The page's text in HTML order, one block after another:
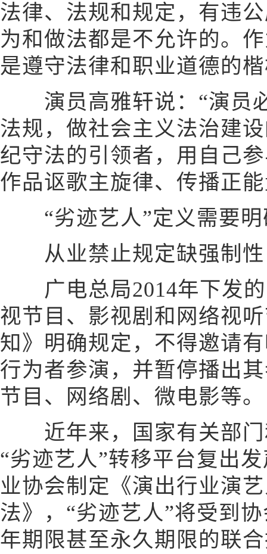
法律、法规和规定，有违
为和做法都是不允许的。
是遵守法律和职业道德的
演员高雅轩说：“演员
法规，做社会主义法治建
纪守法的引领者，用自己
作品讴歌主旋律、传播正
“劣迹艺人”定义需要明
从业禁止规定缺强制性
广电总局2014年下发的
视节目、影视剧和网络视
知》明确规定，不得邀请
行为者参演，并暂停播出
节目、网络剧、微电影等。
近年来，国家有关部门
“劣迹艺人”转移平台复出
业协会制定《演出行业演
法》，“劣迹艺人”将受到
年期限甚至永久期限的联